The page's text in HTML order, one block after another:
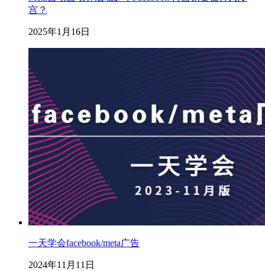
宫？
2025年1月16日
一天学会facebook/meta广告
2024年11月11日